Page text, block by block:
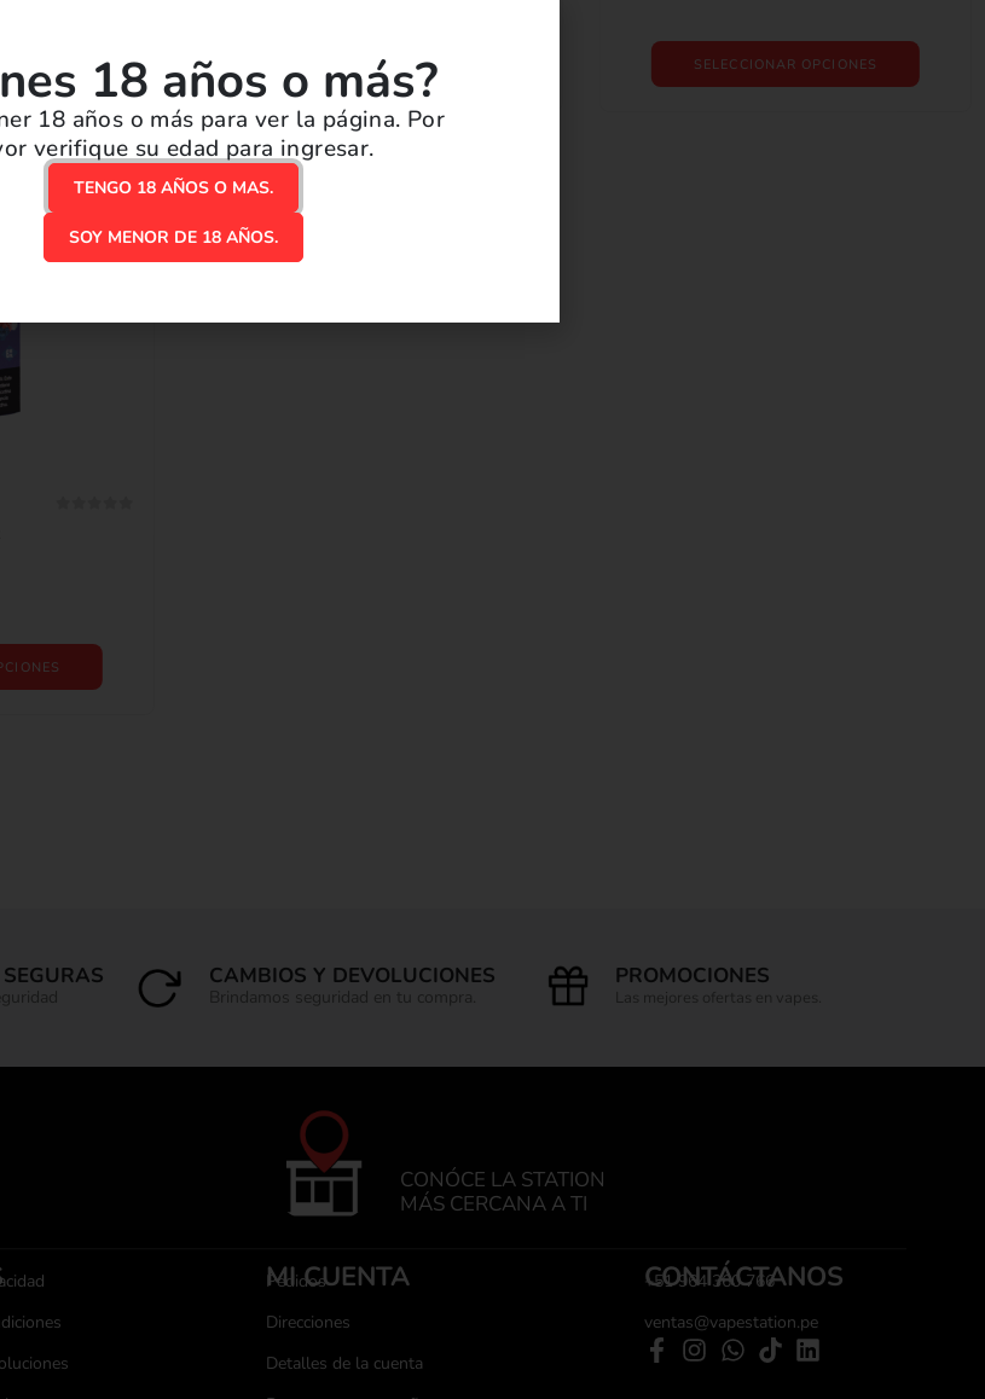
SELECCIONAR OPCIONES SELECCIONAR OPCIONES
CAMBIOS Y DEVOLUCIONES
Brindamos seguridad en tu compra.
PROMOCIONES
Las mejores ofertas en vapes.
CONÓCE LA STATION
MÁS CERCANA A TI
MI CUENTA
Pedidos
Direcciones
Detalles de la cuenta
CONTÁCTANOS
+51 964 360 766
ventas@vapestation.pe
18 años o más?
18 años o más para ver la página. Por
verifique su edad para ingresar.
TENGO 18 AÑOS O MAS.
SOY MENOR DE 18 AÑOS.